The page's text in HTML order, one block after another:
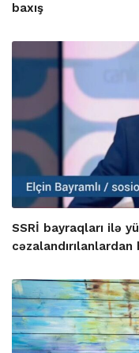
baxış
SSRİ bayraqları ilə